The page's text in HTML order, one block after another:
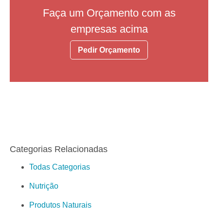
Faça um Orçamento com as
empresas acima
Pedir Orçamento
Categorias Relacionadas
Todas Categorias
Nutrição
Produtos Naturais